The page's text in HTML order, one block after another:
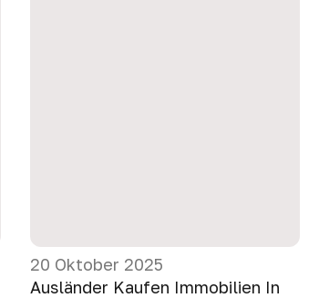
20 Oktober 2025
Ausländer Kaufen Immobilien In